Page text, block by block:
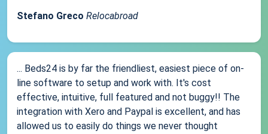
Stefano Greco Relocabroad
... Beds24 is by far the friendliest, easiest piece of on-
line software to setup and work with. It's cost
effective, intuitive, full featured and not buggy!! The
integration with Xero and Paypal is excellent, and has
allowed us to easily do things we never thought